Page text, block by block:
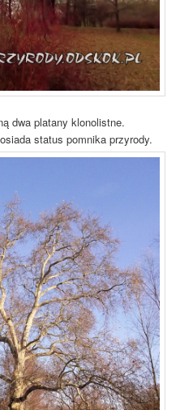
dwa platany klonolistne.
status pomnika przyrody.